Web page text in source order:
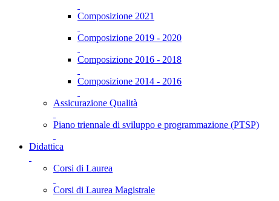
Composizione 2021
Composizione 2019 - 2020
Composizione 2016 - 2018
Composizione 2014 - 2016
Assicurazione Qualità
Piano triennale di sviluppo e programmazione (PTSP)
Didattica
Corsi di Laurea
Corsi di Laurea Magistrale